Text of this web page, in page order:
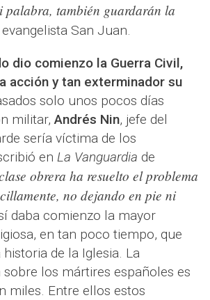
palabra, también guardarán la
San Juan.
dio comienzo la Guerra Civil,
acción y tan exterminador su
solo unos pocos días
militar,Andrés Nin, jefe del
sería víctima de los
en La Vanguardia de
obrera ha resuelto el problema
no dejando en pie ni
daba comienzo la mayor
en tan poco tiempo, que
de la Iglesia. La
los mártires españoles es
miles. Entre ellos estos